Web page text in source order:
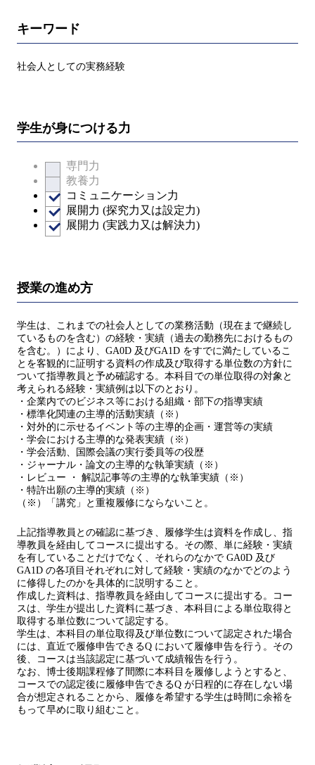
キーワード
社会人としての実務経験
学生が身につける力
専門力
教養力
コミュニケーション力
展開力 (探究力又は設定力)
展開力 (実践力又は解決力)
授業の進め方
学生は、これまでの社会人としての業務活動（現在まで継続し
ているものを含む）の経験・実績（過去の勤務先におけるもの
を含む。）により、GA0D 及びGA1D をすでに満たしているこ
とを客観的に証明する資料の作成及び取得する単位数の方針に
ついて指導教員と予め確認する。本科目での単位取得の対象と
考えられる経験・実績例は以下のとおり。
・企業内でのビジネス等における組織・部下の指導実績
・標準化関連の主導的活動実績（※）
・対外的に示せるイベント等の主導的企画・運営等の実績
・学会における主導的な発表実績（※）
・学会活動、国際会議の実行委員等の役歴
・ジャーナル・論文の主導的な執筆実績（※）
・レビュー ・ 解説記事等の主導的な執筆実績（※）
・特許出願の主導的実績（※）
（※）「講究」と重複履修にならないこと。
上記指導教員との確認に基づき、履修学生は資料を作成し、指
導教員を経由してコースに提出する。その際、単に経験・実績
を有していることだけでなく、それらのなかで GA0D 及び
GA1D の各項目それぞれに対して経験・実績のなかでどのよう
に修得したのかを具体的に説明すること。
作成した資料は、指導教員を経由してコースに提出する。コー
スは、学生が提出した資料に基づき、本科目による単位取得と
取得する単位数について認定する。
学生は、本科目の単位取得及び単位数について認定された場合
には、直近で履修申告できるQ において履修申告を行う。その
後、コースは当該認定に基づいて成績報告を行う。
なお、博士後期課程修了間際に本科目を履修しようとすると、
コースでの認定後に履修申告できるQ が日程的に存在しない場
合が想定されることから、履修を希望する学生は時間に余裕を
もって早めに取り組むこと。